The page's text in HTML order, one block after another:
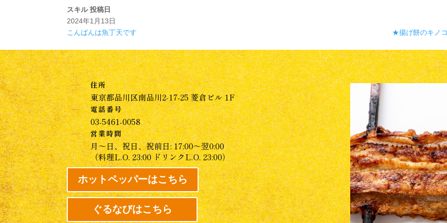
スキル 投稿日
2024年1月13日
こんばんは魚丁天です
★揚げ餅のキノ
K 住所
東京都品川区南品川2-17-25 菱倉ビル 1F
K 電話番号
03-5461-0058
K 営業時間
月～日、祝日、祝前日: 17:00～翌0:00
（料理L.O. 23:00 ドリンクL.O. 23:00）
ホットペッパーはこちら
ぐるなびはこちら